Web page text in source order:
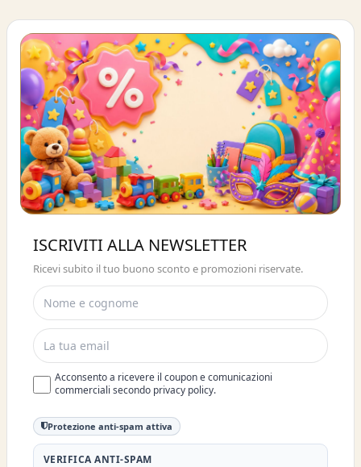
ISCRIVITI E OTTIENI SUBITO UNO
SCONTO DEL 10%
ISCRIVITI ALLA NEWSLETTER
Ricevi subito il tuo buono sconto e promozioni riservate.
Acconsento a ricevere il coupon e comunicazioni
commerciali secondo privacy policy.
Protezione anti-spam attiva
VERIFICA ANTI-SPAM